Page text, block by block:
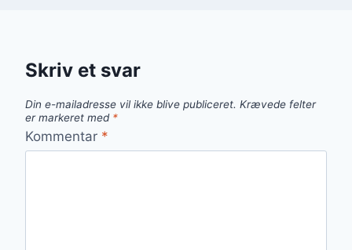
Skriv et svar
Din e-mailadresse vil ikke blive publiceret. Krævede felter
er markeret med *
Kommentar *